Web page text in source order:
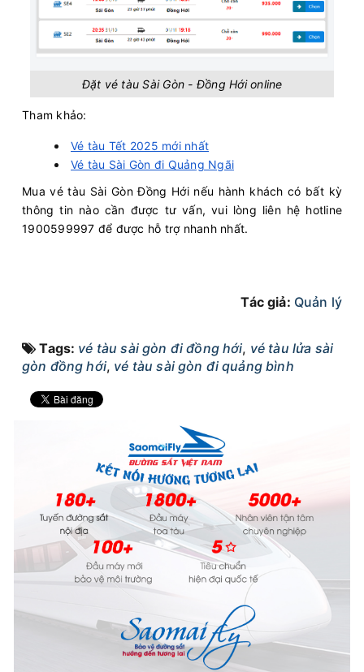
Đặt vé tàu Sài Gòn - Đồng Hới online
Tham khảo:
Vé tàu Tết 2025 mới nhất
Vé tàu Sài Gòn đi Quảng Ngãi
Mua vé tàu Sài Gòn Đồng Hới nếu hành khách có bất kỳ
thông tin nào cần được tư vấn, vui lòng liên hệ hotline
1900599997 để được hỗ trợ nhanh nhất.
Tác giả: Quản lý
Tags: vé tàu sài gòn đi đồng hới, vé tàu lửa sài
gòn đồng hới, vé tàu sài gòn đi quảng bình